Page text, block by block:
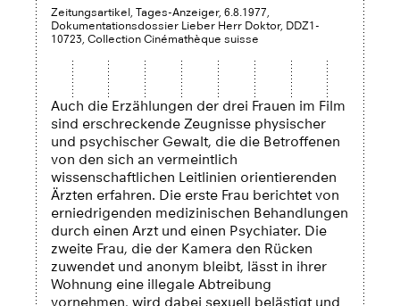
Zeitungsartikel, Tages-Anzeiger, 6.8.1977,
Dokumentationsdossier Lieber Herr Doktor, DDZ1-
10723, Collection Cinémathèque suisse
Auch die Erzählungen der drei Frauen im Film
sind erschreckende Zeugnisse physischer
und psychischer Gewalt, die die Betroffenen
von den sich an vermeintlich
wissenschaftlichen Leitlinien orientierenden
Ärzten erfahren. Die erste Frau berichtet von
erniedrigenden medizinischen Behandlungen
durch einen Arzt und einen Psychiater. Die
zweite Frau, die der Kamera den Rücken
zuwendet und anonym bleibt, lässt in ihrer
Wohnung eine illegale Abtreibung
vornehmen, wird dabei sexuell belästigt und